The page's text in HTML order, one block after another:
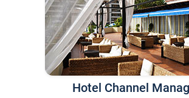
Hotel Channel